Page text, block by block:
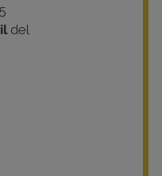
del